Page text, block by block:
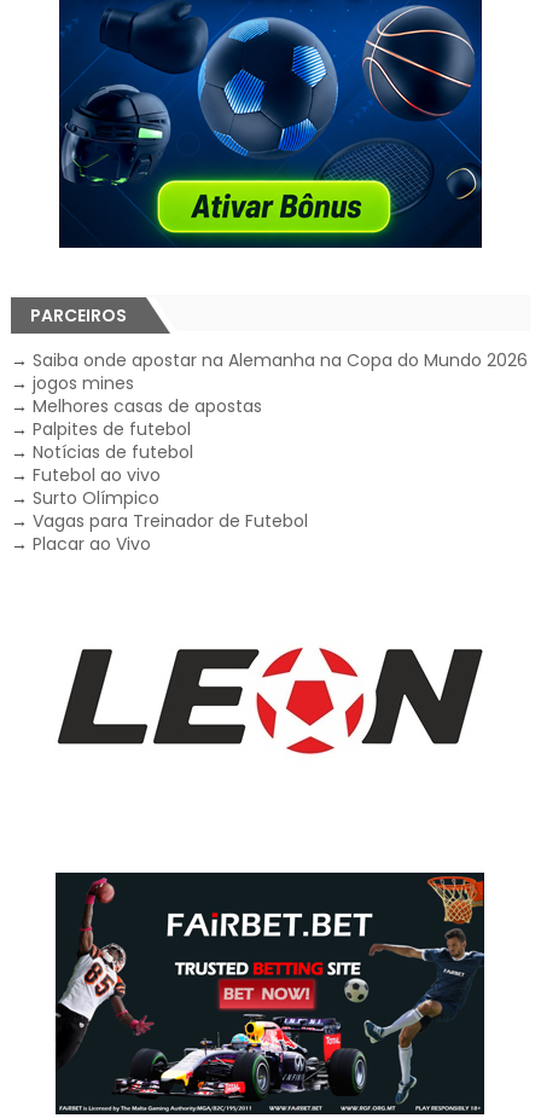
PARCEIROS
→ Saiba onde apostar na Alemanha na Copa do Mundo 2026
→ jogos mines
→ Melhores casas de apostas
→ Palpites de futebol
→ Notícias de futebol
→ Futebol ao vivo
→ Surto Olímpico
→ Vagas para Treinador de Futebol
→ Placar ao Vivo